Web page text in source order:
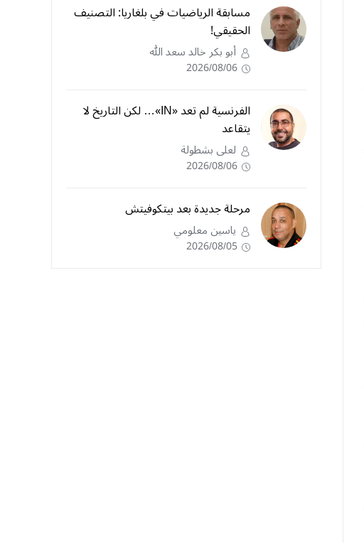
مسابقة الرياضيات في بلغاريا: التصنيف
الحقيقي!
أبو بكر خالد سعد الله
2026/08/06
الفرنسية لم تعد «IN»… لكن التاريخ لا
يتقاعد
لعلى بشطولة
2026/08/06
مرحلة جديدة بعد بيتكوفيتش
ياسين معلومي
2026/08/05